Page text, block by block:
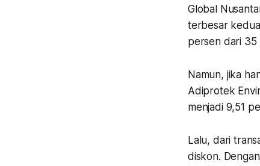
Global
terbesar
persen dari 35
Namun, jika
Adiprotek
menjadi 9,51
Lalu, dari
diskon.